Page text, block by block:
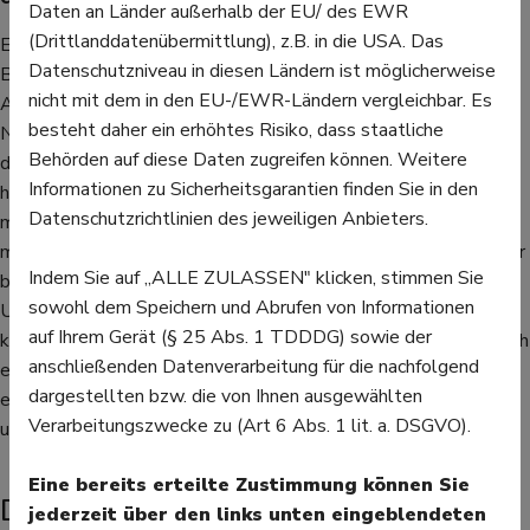
Es gab bereits Studien, die zu dem Schluss kamen, dass
Bewegung das Demenzrisiko zwar mindert, aber körperliche
Arbeit das Demenzrisiko erhöht. Eine weitere Studie aus
Norwegen scheint das zu bestätigen: Demnach haben Männer,
die zwischen 40 und 60 einen körperlich anstrengenden Job
haben, ein höheres Risiko, an Demenz zu erkranken, als Männer
mit einem Job im Büro. Menschen mit einem anstrengenden Job
mit wenig Kontrolle über das Berufsleben schneiden schlechter
bei Kognitiv-Tests ab. Die Forscher vermuten, dass auch die
Unsicherheit eine Auswirkung auf das Demenzrisiko haben
könnte. Dazu ist bereits erforscht, dass Depressionen oder auch
ein mangelnder Lebenssinn das Risiko erhöhen, an Demenz zu
erkranken. Deshalb könnte es helfen, auf eine gesunde Psyche
und auch auf einen gesunden Körper zu achten.
Diese Symptome deuten auf eine
Daten an Länder außerhalb der EU/ des EWR
(Drittlanddatenübermittlung), z.B. in die USA. Das
Datenschutzniveau in diesen Ländern ist möglicherweise
nicht mit dem in den EU-/EWR-Ländern vergleichbar. Es
besteht daher ein erhöhtes Risiko, dass staatliche
Behörden auf diese Daten zugreifen können. Weitere
Informationen zu Sicherheitsgarantien finden Sie in den
Datenschutzrichtlinien des jeweiligen Anbieters.
Indem Sie auf „ALLE ZULASSEN" klicken, stimmen Sie
sowohl dem Speichern und Abrufen von Informationen
auf Ihrem Gerät (§ 25 Abs. 1 TDDDG) sowie der
anschließenden Datenverarbeitung für die nachfolgend
dargestellten bzw. die von Ihnen ausgewählten
Verarbeitungszwecke zu (Art 6 Abs. 1 lit. a. DSGVO).
Eine bereits erteilte Zustimmung können Sie
jederzeit über den links unten eingeblendeten